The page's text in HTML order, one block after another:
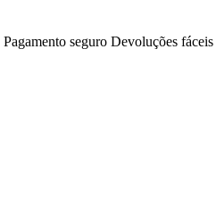
Pagamento seguro Devoluções fáceis